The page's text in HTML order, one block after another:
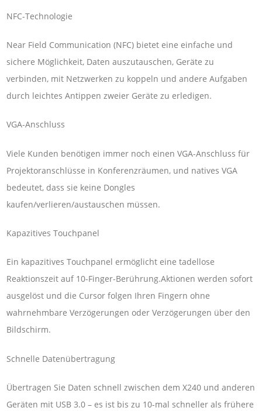
NFC-Technologie
Near Field Communication (NFC) bietet eine einfache und
sichere Möglichkeit, Daten auszutauschen, Geräte zu
verbinden, mit Netzwerken zu koppeln und andere Aufgaben
durch leichtes Antippen zweier Geräte zu erledigen.
VGA-Anschluss
Viele Kunden benötigen immer noch einen VGA-Anschluss für
Projektoranschlüsse in Konferenzräumen, und natives VGA
bedeutet, dass sie keine Dongles
kaufen/verlieren/austauschen müssen.
Kapazitives Touchpanel
Ein kapazitives Touchpanel ermöglicht eine tadellose
Reaktionszeit auf 10-Finger-Berührung.Aktionen werden sofort
ausgelöst und die Cursor folgen Ihren Fingern ohne
wahrnehmbare Verzögerungen oder Verzögerungen über den
Bildschirm.
Schnelle Datenübertragung
Übertragen Sie Daten schnell zwischen dem X240 und anderen
Geräten mit USB 3.0 – es ist bis zu 10-mal schneller als frühere